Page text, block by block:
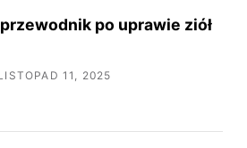
po uprawie ziół
11, 2025